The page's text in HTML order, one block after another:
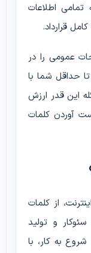
اطلاعات
قرارداد.
عمومی را در
حداقل شما با
این‌ قدر ارزش
آوردن کلمات
از کلمات
و تولید
به کار، با